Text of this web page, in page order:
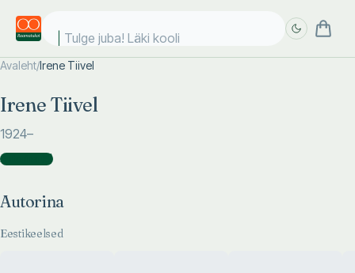
Tulge juba! Läki kooli!
Avaleht/Irene Tiivel
Irene Tiivel
1924–
Autorina )
Autorina
Eestikeelsed